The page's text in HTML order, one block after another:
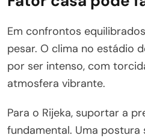
Em confrontos
pesar. O clima no estádio
por ser intenso, com
atmosfera vibrante.
Para o Rijeka, suportar a
fundamental. Uma postura